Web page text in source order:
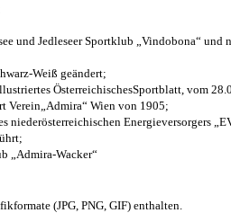
und Jedleseer Sportklub „Vindobona“ und
Weiß geändert;
ÖsterreichischesSportblatt, vom
Verein„Admira“ Wien von 1905;
niederösterreichischen Energieversorgers
„Admira-Wacker“
(JPG, PNG, GIF) enthalten.